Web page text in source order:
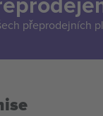
přeprodejních